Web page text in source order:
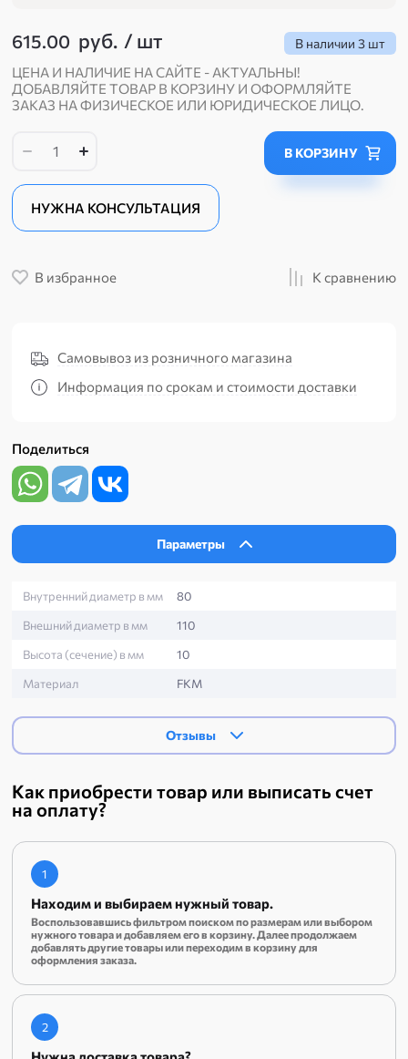
В наличии 3 шт
615.00 руб. /шт
ЦЕНА И НАЛИЧИЕ НА САЙТЕ - АКТУАЛЬНЫ!
ДОБАВЛЯЙТЕ ТОВАР В КОРЗИНУ И ОФОРМЛЯЙТЕ
ЗАКАЗ НА ФИЗИЧЕСКОЕ ИЛИ ЮРИДИЧЕСКОЕ ЛИЦО.
В КОРЗИНУ
НУЖНА КОНСУЛЬТАЦИЯ
В избранное К сравнению
Самовывоз из розничного магазина
Информация по срокам и стоимости доставки
Поделиться
Параметры
Внутренний диаметр в мм
80
Внешний диаметр в мм
110
Высота (сечение) в мм
10
Материал
FKM
Отзывы
Как приобрести товар или выписать счет
на оплату?
1
Находим и выбираем нужный товар.
Воспользовавшись фильтром поиском по размерам или выбором
нужного товара и добавляем его в корзину. Далее продолжаем
добавлять другие товары или переходим в корзину для
оформления заказа.
2